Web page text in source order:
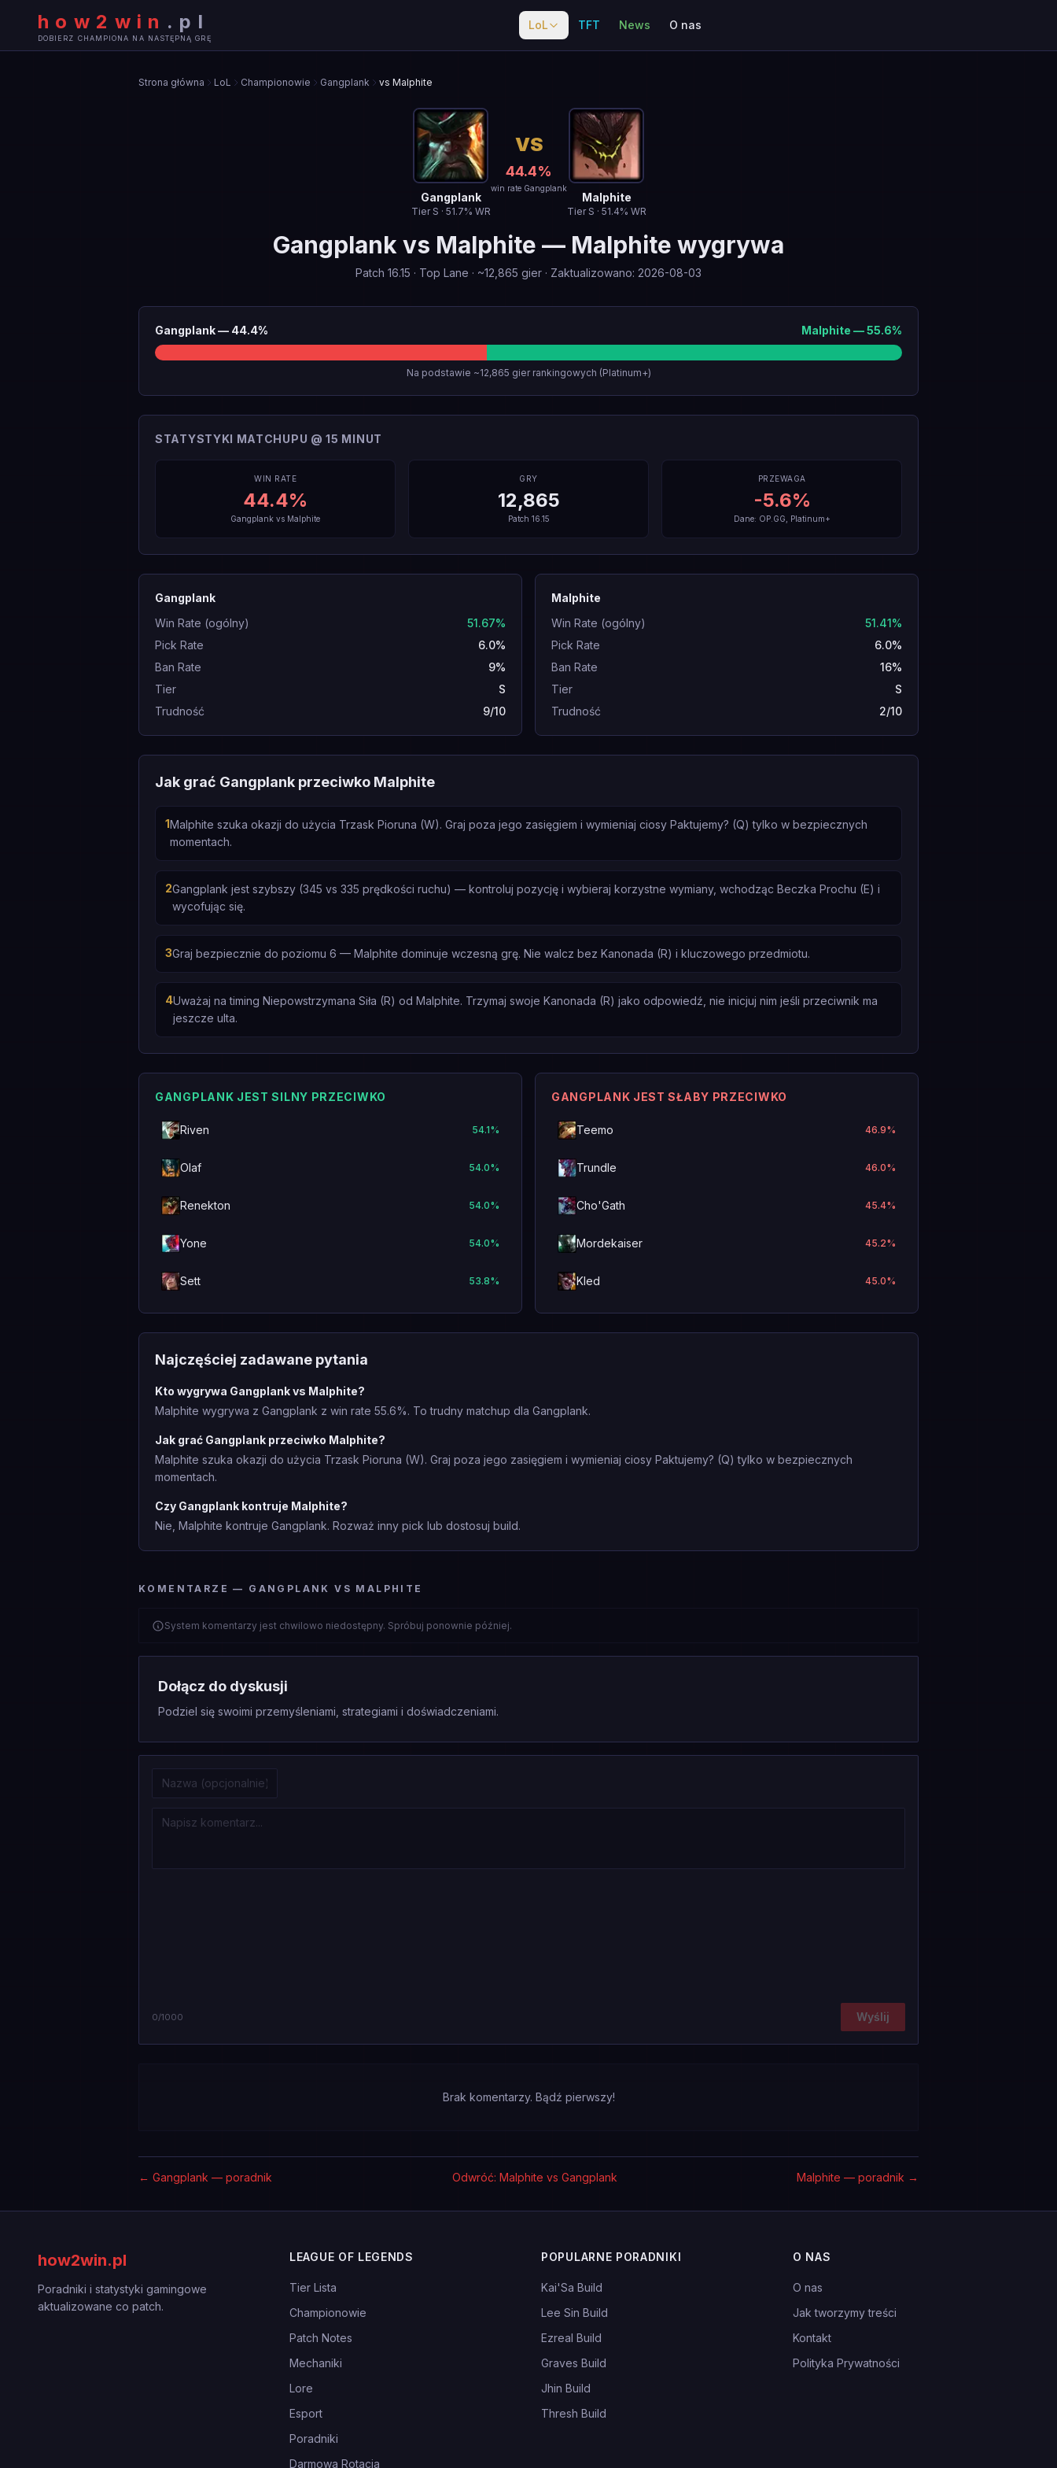
how2win . pl
DOBIERZ CHAMPIONA NA NASTĘPNĄ GRĘ
LoL TFT News O nas
Strona główna LoL Championowie Gangplank vs Malphite
Gangplank
Tier S · 51.7% WR
VS
44.4%
win rate Gangplank
Malphite
Tier S · 51.4% WR
Gangplank vs Malphite — Malphite wygrywa
Patch 16.15 · Top Lane · ~12,865 gier · Zaktualizowano: 2026-08-03
Gangplank— 44.4% Malphite —55.6%
Na podstawie ~12,865 gier rankingowych (Platinum+)
STATYSTYKI MATCHUPU @ 15 MINUT
WIN RATE
44.4%
Gangplank vs Malphite
GRY
12,865
Patch 16.15
PRZEWAGA
-5.6%
Dane: OP.GG, Platinum+
Gangplank
Win Rate (ogólny)
51.67%
Pick Rate
6.0%
Ban Rate
9%
Tier
S
Trudność
9/10
Malphite
Win Rate (ogólny)
51.41%
Pick Rate
6.0%
Ban Rate
16%
Tier
S
Trudność
2/10
Jak grać Gangplank przeciwko Malphite
1Malphite szuka okazji do użycia Trzask Pioruna (W). Graj poza jego zasięgiem i wymieniaj ciosy Paktujemy? (Q) tylko w bezpiecznych
momentach.
2Gangplank jest szybszy (345 vs 335 prędkości ruchu) — kontroluj pozycję i wybieraj korzystne wymiany, wchodząc Beczka Prochu (E) i
wycofując się.
3Graj bezpiecznie do poziomu 6 — Malphite dominuje wczesną grę. Nie walcz bez Kanonada (R) i kluczowego przedmiotu.
4Uważaj na timing Niepowstrzymana Siła (R) od Malphite. Trzymaj swoje Kanonada (R) jako odpowiedź, nie inicjuj nim jeśli przeciwnik ma
jeszcze ulta.
GANGPLANK JEST SILNY PRZECIWKO
Riven 54.1%
Olaf 54.0%
Renekton 54.0%
Yone 54.0%
Sett 53.8%
GANGPLANK JEST SŁABY PRZECIWKO
Teemo 46.9%
Trundle 46.0%
Cho'Gath 45.4%
Mordekaiser 45.2%
Kled 45.0%
Najczęściej zadawane pytania
Kto wygrywa Gangplank vs Malphite?
Malphite wygrywa z Gangplank z win rate 55.6%. To trudny matchup dla Gangplank.
Jak grać Gangplank przeciwko Malphite?
Malphite szuka okazji do użycia Trzask Pioruna (W). Graj poza jego zasięgiem i wymieniaj ciosy Paktujemy? (Q) tylko w bezpiecznych
momentach.
Czy Gangplank kontruje Malphite?
Nie, Malphite kontruje Gangplank. Rozważ inny pick lub dostosuj build.
KOMENTARZE — GANGPLANK VS MALPHITE
System komentarzy jest chwilowo niedostępny. Spróbuj ponownie później.
Dołącz do dyskusji
Podziel się swoimi przemyśleniami, strategiami i doświadczeniami.
0/1000 Wyślij
Brak komentarzy. Bądź pierwszy!
← Gangplank — poradnik Odwróć: Malphite vs Gangplank Malphite — poradnik →
how2win.pl
Poradniki i statystyki gamingowe
aktualizowane co patch.
LEAGUE OF LEGENDS
Tier Lista
Championowie
Patch Notes
Mechaniki
Lore
Esport
Poradniki
Darmowa Rotacja
POPULARNE PORADNIKI
Kai'Sa Build
Lee Sin Build
Ezreal Build
Graves Build
Jhin Build
Thresh Build
O NAS
O nas
Jak tworzymy treści
Kontakt
Polityka Prywatności